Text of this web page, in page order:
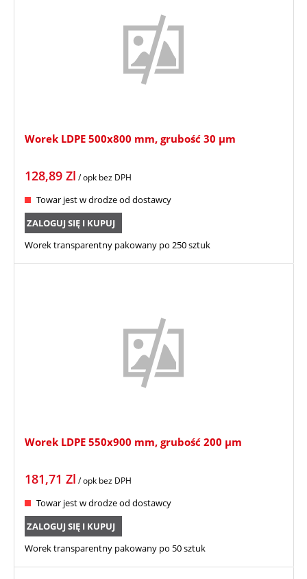
Worek LDPE 500x800 mm, grubość 30 µm
128,89 Zl / opk bez DPH
Towar jest w drodze od dostawcy
ZALOGUJ SIĘ I KUPUJ
Worek transparentny pakowany po 250 sztuk
Worek LDPE 550x900 mm, grubość 200 µm
181,71 Zl / opk bez DPH
Towar jest w drodze od dostawcy
ZALOGUJ SIĘ I KUPUJ
Worek transparentny pakowany po 50 sztuk